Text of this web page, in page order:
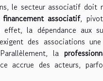
le secteur associatif
financement associatif,
effet, la dépendance aux
des associations
la
accrue des acteurs,